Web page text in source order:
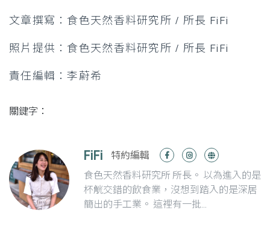
文章撰寫：食色天然香料研究所 / 所長 FiFi
照片提供：食色天然香料研究所 / 所長 FiFi
責任編輯：李蔚希
關鍵字：
FiFi 特約編輯
食色天然香料研究所 所長。 以為進入的是
杯觥交錯的飲食業，沒想到踏入的是深居
簡出的手工業。 這裡有一批...